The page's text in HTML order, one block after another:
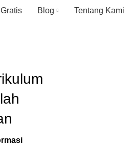
Blog Tentang Kami